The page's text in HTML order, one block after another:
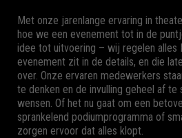
Met onze jarenlange ervaring in
hoe we een evenement tot in de
idee tot uitvoering – wij regelen alles
evenement zit in de details, en die
over. Onze ervaren medewerkers
te denken en de invulling geheel af
wensen. Of het nu gaat om een
sprankelend podiumprogramma of
zorgen ervoor dat alles klopt.